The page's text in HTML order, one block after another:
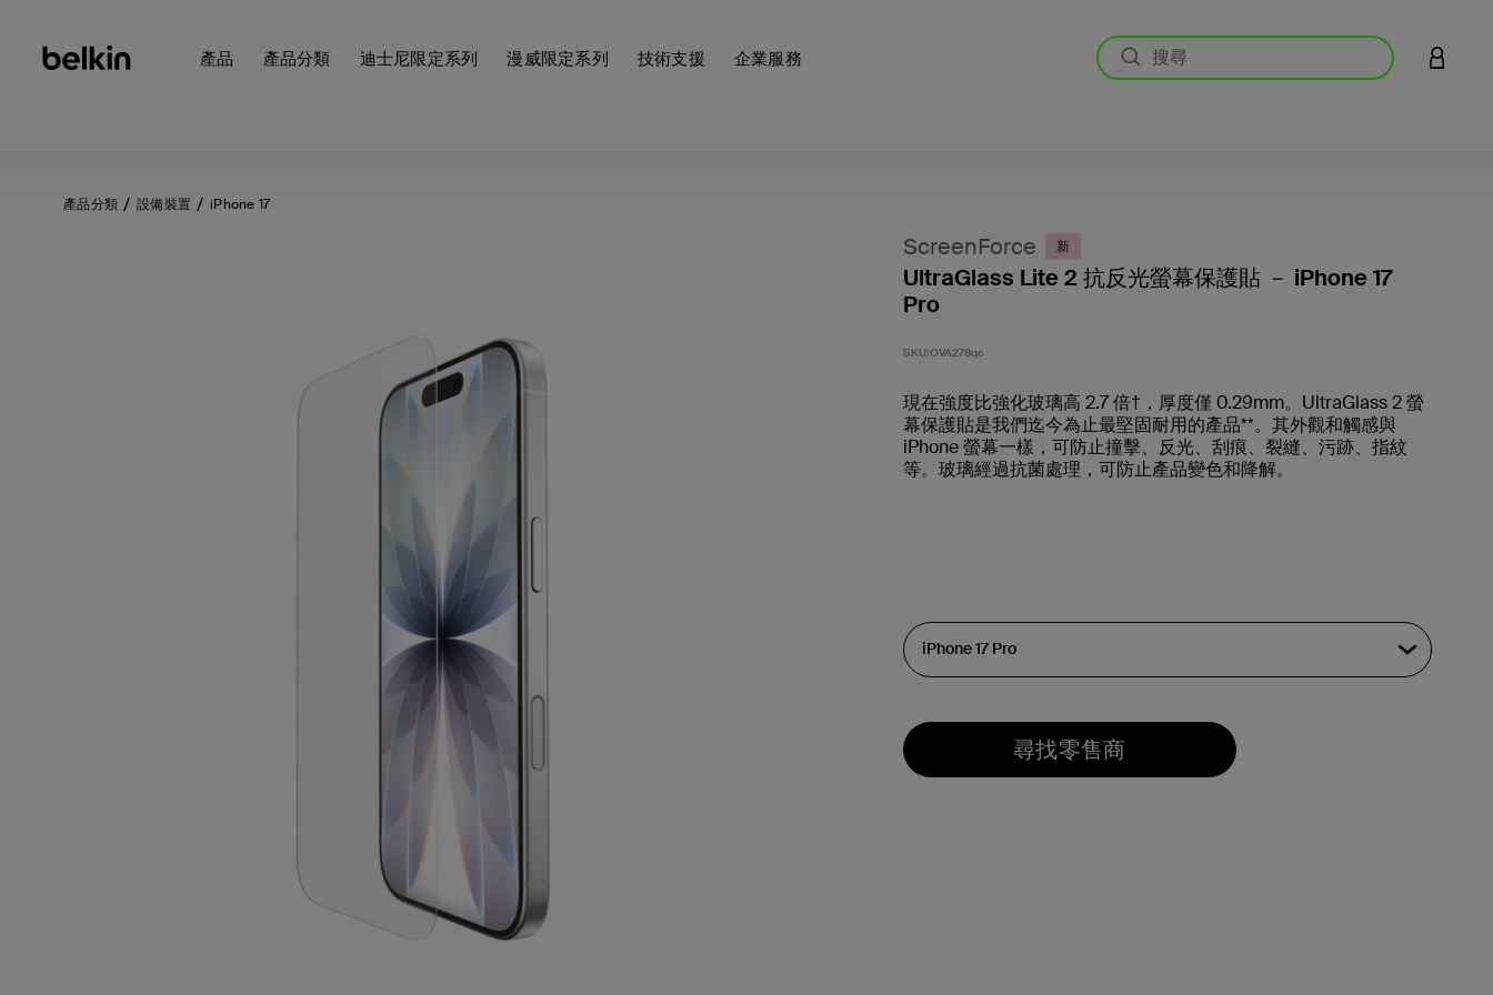
產品 產品分類 迪士尼限定系列 漫威限定系列 技術支援 企業服務 登入您
產品分類 設備裝置 iPhone 17
ScreenForce 新
UltraGlass Lite 2 抗反光螢幕保護貼 － iPhone 17
Pro
SKU:OVA278qc
現在強度比強化玻璃高 2.7 倍†，厚度僅 0.29mm。UltraGlass 2 螢
幕保護貼是我們迄今為止最堅固耐用的產品**。其外觀和觸感與
iPhone 螢幕一樣，可防止撞擊、反光、刮痕、裂縫、污跡、指紋
等。玻璃經過抗菌處理，可防止產品變色和降解。
尋找零售商